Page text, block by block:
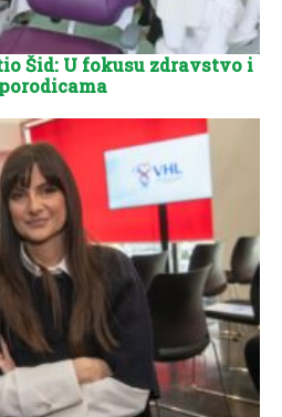
Šid: U fokusu zdravstvo i